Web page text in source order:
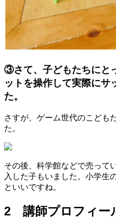
③さて、子どもたちにと
ットを操作して実際にサ
た。
さすが、ゲーム世代のこども
た。
その後、科学館などで売って
入した子もいました。小学生
といいですね。
2 講師プロフィー